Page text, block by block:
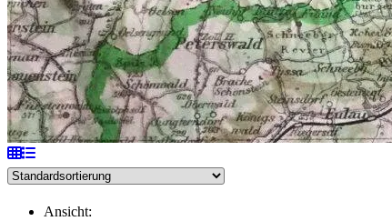
durchsuchen
Ansicht: